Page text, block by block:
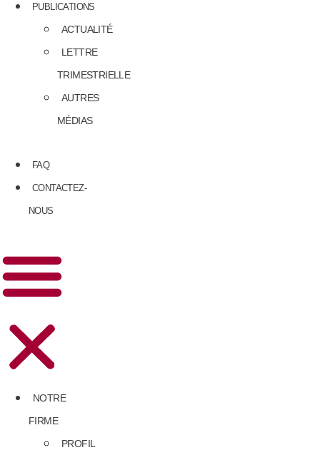
PUBLICATIONS
ACTUALITÉ
LETTRE
TRIMESTRIELLE
AUTRES
MÉDIAS
FAQ
CONTACTEZ-
NOUS
NOTRE
FIRME
PROFIL